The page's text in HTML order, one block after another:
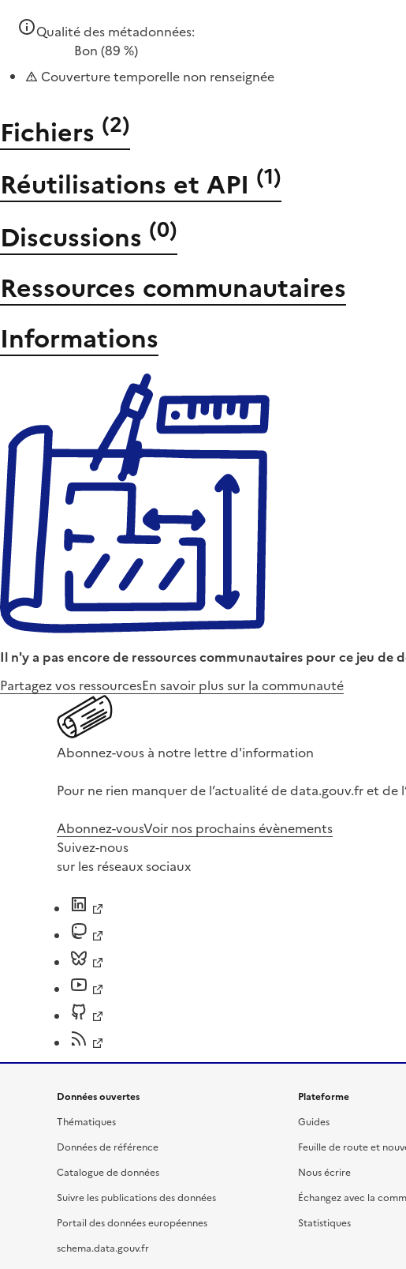
Qualité des métadonnées:
Bon (89 %)
Couverture temporelle non renseignée
Fichiers (2)
Réutilisations et API (1)
Discussions (0)
Ressources communautaires
Informations
Il n'y a pas encore de ressources communautaires pour ce jeu de
Partagez vos ressourcesEn savoir plus sur la communauté
Abonnez-vous à notre lettre d'information
Pour ne rien manquer de l’actualité de data.gouv.fr et
Abonnez-vousVoir nos prochains évènements
Suivez-nous
sur les réseaux sociaux
Données ouvertes
Thématiques
Données de référence
Catalogue de données
Suivre les publications des données
Portail des données européennes
schema.data.gouv.fr
Plateforme
Guides
Feuille de route et
Nous écrire
Échangez avec la
Statistiques